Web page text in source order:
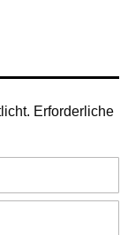
Erforderliche